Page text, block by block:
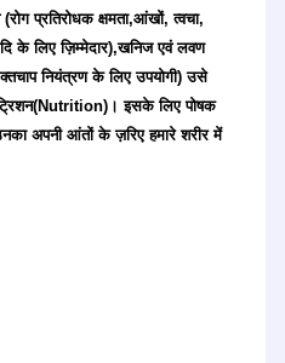
(रोग प्रतिरोधक क्षमता,आंखों, त्वचा,
के लिए ज़िम्मेदार),खनिज एवं लवण
नियंत्रण के लिए उपयोगी) उसे
इसके लिए पोषक
अपनी आंतों के ज़रिए हमारे शरीर में